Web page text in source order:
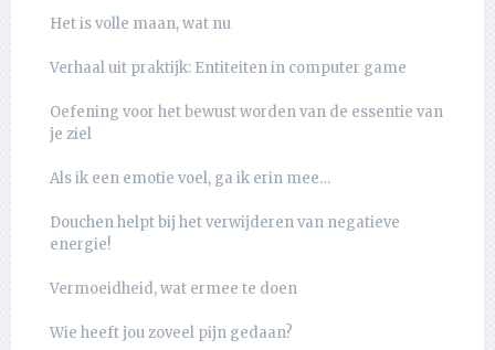
Het is volle maan, wat nu
Verhaal uit praktijk: Entiteiten in computer game
Oefening voor het bewust worden van de essentie van
je ziel
Als ik een emotie voel, ga ik erin mee…
Douchen helpt bij het verwijderen van negatieve
energie!
Vermoeidheid, wat ermee te doen
Wie heeft jou zoveel pijn gedaan?